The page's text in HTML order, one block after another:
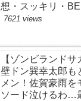
想・スッキリ・
ースト】
7621 views
【ゾンビランドサ
壁ドン巽幸太郎も
メン！佐賀豪雨
ソード泣けるわ…